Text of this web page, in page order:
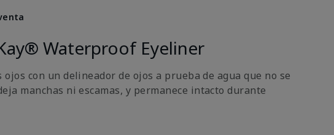
Waterproof Eyeliner
ojos con un delineador de ojos a prueba de agua que no se
manchas ni escamas, y permanece intacto durante